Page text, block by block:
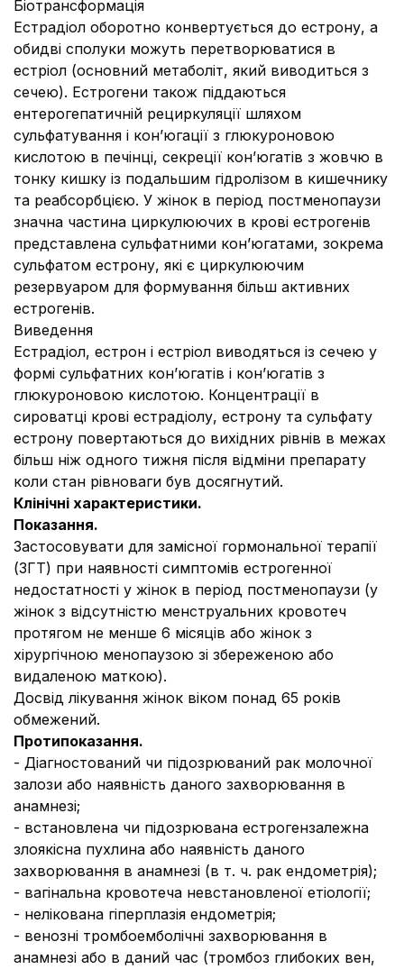
Біотрансформація
Естрадіол оборотно конвертується до естрону, а
обидві сполуки можуть перетворюватися в
естріол (основний метаболіт, який виводиться з
сечею). Естрогени також піддаються
ентерогепатичній рециркуляції шляхом
сульфатування і кон’югації з глюкуроновою
кислотою в печінці, секреції кон’югатів з жовчю в
тонку кишку із подальшим гідролізом в кишечнику
та реабсорбцією. У жінок в період постменопаузи
значна частина циркулюючих в крові естрогенів
представлена сульфатними кон’югатами, зокрема
сульфатом естрону, які є циркулюючим
резервуаром для формування більш активних
естрогенів.
Виведення
Естрадіол, естрон і естріол виводяться із сечею у
формі сульфатних кон’югатів і кон’югатів з
глюкуроновою кислотою. Концентрації в
сироватці крові естрадіолу, естрону та сульфату
естрону повертаються до вихідних рівнів в межах
більш ніж одного тижня після відміни препарату
коли стан рівноваги був досягнутий.
Клінічні характеристики.
Показання.
Застосовувати для замісної гормональної терапії
(ЗГТ) при наявності симптомів естрогенної
недостатності у жінок в період постменопаузи (у
жінок з відсутністю менструальних кровотеч
протягом не менше 6 місяців або жінок з
хірургічною менопаузою зі збереженою або
видаленою маткою).
Досвід лікування жінок віком понад 65 років
обмежений.
Протипоказання.
- Діагностований чи підозрюваний рак молочної
залози або наявність даного захворювання в
анамнезі;
- встановлена чи підозрювана естрогензалежна
злоякісна пухлина або наявність даного
захворювання в анамнезі (в т. ч. рак ендометрія);
- вагінальна кровотеча невстановленої етіології;
- нелікована гіперплазія ендометрія;
- венозні тромбоемболічні захворювання в
анамнезі або в даний час (тромбоз глибоких вен,